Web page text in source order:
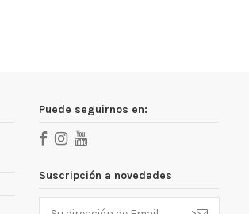
Puede seguirnos en:
Suscripción a novedades